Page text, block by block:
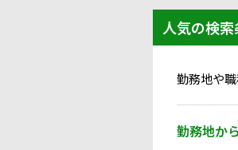
人気の検
勤務地や
勤務地か